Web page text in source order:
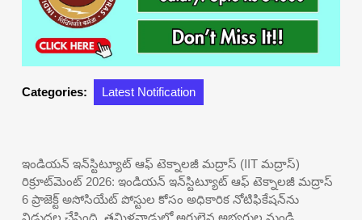
Categories: Latest Notification
ఇండియన్ ఇన్‌స్టిట్యూట్ ఆఫ్ టెక్నాలజీ మద్రాస్ (IIT మద్రాస్)
రిక్రూట్‌మెంట్ 2026: ఇండియన్ ఇన్‌స్టిట్యూట్ ఆఫ్ టెక్నాలజీ మద్రాస్
6 ప్రాజెక్ట్ అసోసియేట్ పోస్టుల కోసం అధికారిక నోటిఫికేషన్‌ను
విడుదల చేసింది, తమిళనాడులో అర్హులైన అభ్యర్థుల నుండి